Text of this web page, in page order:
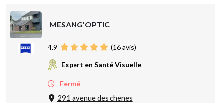
MESANG'OPTIC
4.9 (16avis)
Expert en Santé Visuelle
Fermé
291 avenue des chenes